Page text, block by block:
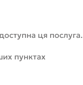
ця послуга.
пунктах